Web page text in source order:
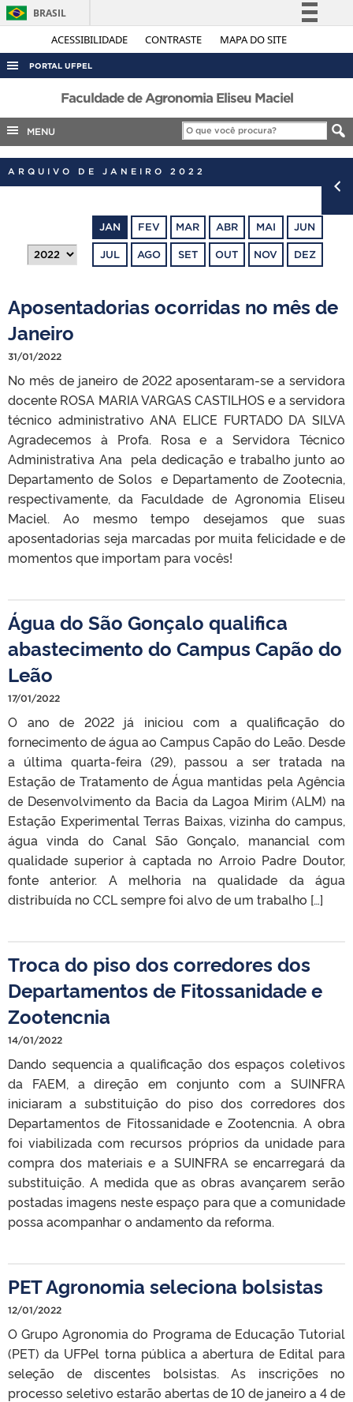
ACESSIBILIDADE CONTRASTE MAPA DO SITE
BRASIL
Simplifique!
Legislação
Canais
PORTAL UFPEL
ACESSO À INFORMAÇÃO
AUDITORIA
COBALTO
CONCURSOS
OUVIDORIA
TELEFONES
Faculdade de Agronomia Eliseu Maciel
MENU
ARQUIVO DE JANEIRO 2022
JAN FEV MAR ABR MAI JUN
JUL AGO SET OUT NOV DEZ
Aposentadorias ocorridas no mês de
Janeiro
31/01/2022
No mês de janeiro de 2022 aposentaram-se a servidora
docente ROSA MARIA VARGAS CASTILHOS e a servidora
técnico administrativo ANA ELICE FURTADO DA SILVA
Agradecemos à Profa. Rosa e a Servidora Técnico
Administrativa Ana pela dedicação e trabalho junto ao
Departamento de Solos e Departamento de Zootecnia,
respectivamente, da Faculdade de Agronomia Eliseu
Maciel. Ao mesmo tempo desejamos que suas
aposentadorias seja marcadas por muita felicidade e de
momentos que importam para vocês!
Água do São Gonçalo qualifica
abastecimento do Campus Capão do
Leão
17/01/2022
O ano de 2022 já iniciou com a qualificação do
fornecimento de água ao Campus Capão do Leão. Desde
a última quarta-feira (29), passou a ser tratada na
Estação de Tratamento de Água mantidas pela Agência
de Desenvolvimento da Bacia da Lagoa Mirim (ALM) na
Estação Experimental Terras Baixas, vizinha do campus,
água vinda do Canal São Gonçalo, manancial com
qualidade superior à captada no Arroio Padre Doutor,
fonte anterior. A melhoria na qualidade da água
distribuída no CCL sempre foi alvo de um trabalho […]
Troca do piso dos corredores dos
Departamentos de Fitossanidade e
Zootencnia
14/01/2022
Dando sequencia a qualificação dos espaços coletivos
da FAEM, a direção em conjunto com a SUINFRA
iniciaram a substituição do piso dos corredores dos
Departamentos de Fitossanidade e Zootencnia. A obra
foi viabilizada com recursos próprios da unidade para
compra dos materiais e a SUINFRA se encarregará da
substituição. A medida que as obras avançarem serão
postadas imagens neste espaço para que a comunidade
possa acompanhar o andamento da reforma.
PET Agronomia seleciona bolsistas
12/01/2022
O Grupo Agronomia do Programa de Educação Tutorial
(PET) da UFPel torna pública a abertura de Edital para
seleção de discentes bolsistas. As inscrições no
processo seletivo estarão abertas de 10 de janeiro a 4 de